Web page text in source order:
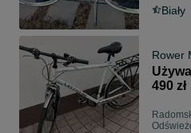
Biały
Rower
490 zł